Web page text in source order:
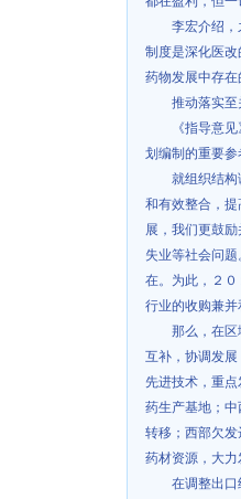
李宏介绍
制度是深化医
药物发展中存
推动落实至
《指导意
划编制的重要参
就组织结
和有效整合，
展，我们更鼓
失业等社会问
在。为此，２
行业的收购兼
那么，在
互补，协调发
先进技术，重
药生产基地；
转移；西部欠
药材资源，大
在调整出